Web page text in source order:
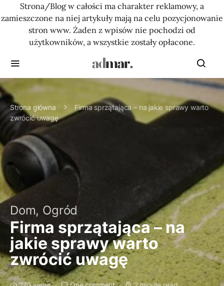
Strona/Blog w całości ma charakter reklamowy, a
zamieszczone na niej artykuły mają na celu pozycjonowanie
stron www. Żaden z wpisów nie pochodzi od
użytkowników, a wszystkie zostały opłacone.
Strona główna
Firma sprzątająca – na jakie sprawy warto
zwrócić uwagę
Dom, Ogród
Firma sprzątająca – na
jakie sprawy warto
zwrócić uwagę